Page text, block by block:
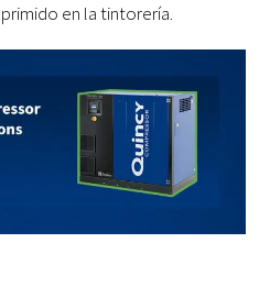
en la tintorería.